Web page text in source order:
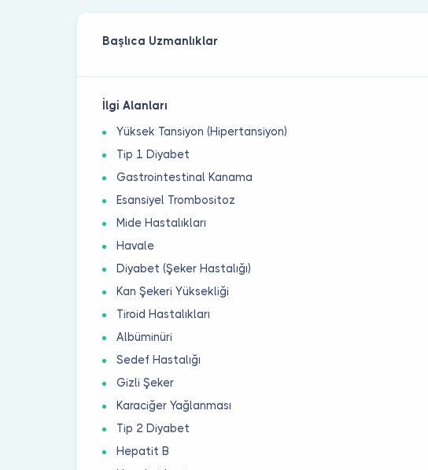
Başlıca Uzmanlıklar
İlgi Alanları
Yüksek Tansiyon (Hipertansiyon)
Tip 1 Diyabet
Gastrointestinal Kanama
Esansiyel Trombositoz
Mide Hastalıkları
Havale
Diyabet (Şeker Hastalığı)
Kan Şekeri Yüksekliği
Tiroid Hastalıkları
Albüminüri
Sedef Hastalığı
Gizli Şeker
Karaciğer Yağlanması
Tip 2 Diyabet
Hepatit B